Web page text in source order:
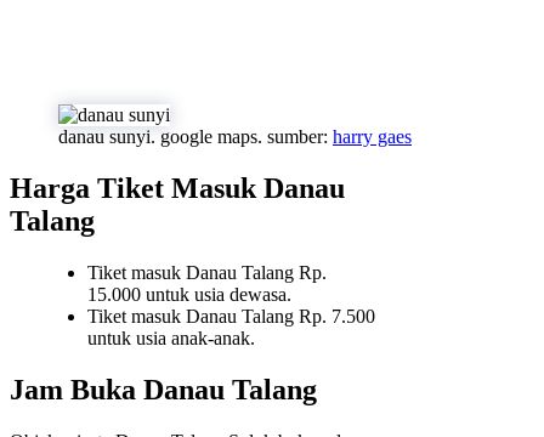
danau sunyi. google maps. sumber: harry gaes
Harga Tiket Masuk Danau
Talang
Tiket masuk Danau Talang Rp.
15.000 untuk usia dewasa.
Tiket masuk Danau Talang Rp. 7.500
untuk usia anak-anak.
Jam Buka Danau Talang